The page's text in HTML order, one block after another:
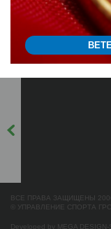
ВСЕ ПРАВА ЗАЩИЩЕНЫ
© УПРАВЛЕНИЕ СПОРТА
Developed by MEGA DESIGN-